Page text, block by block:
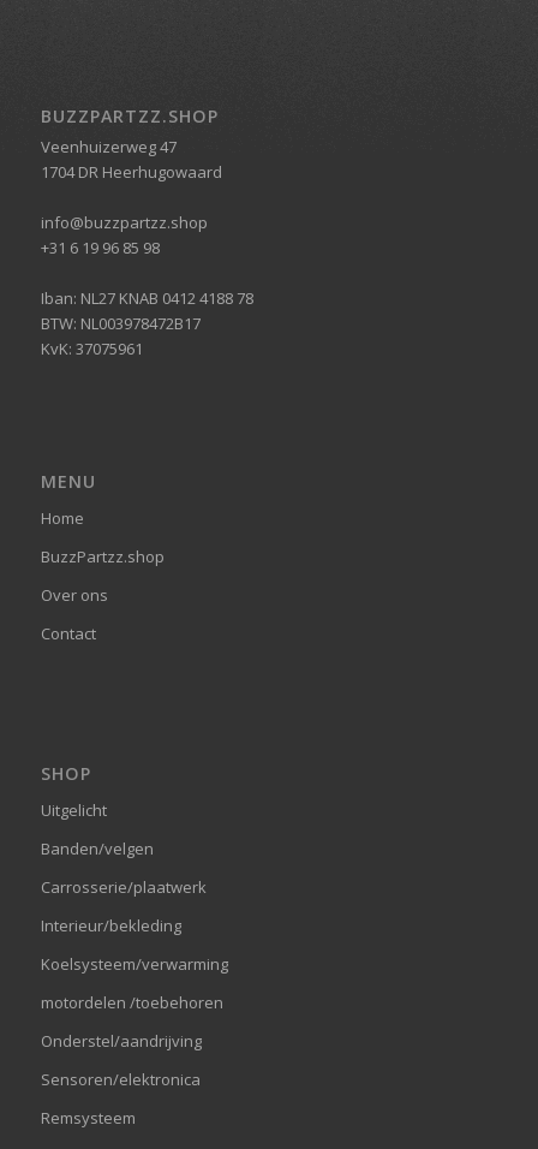
BUZZPARTZZ.SHOP
Veenhuizerweg 47
1704 DR Heerhugowaard
info@buzzpartzz.shop
+31 6 19 96 85 98
Iban: NL27 KNAB 0412 4188 78
BTW: NL003978472B17
KvK: 37075961
MENU
Home
BuzzPartzz.shop
Over ons
Contact
SHOP
Uitgelicht
Banden/velgen
Carrosserie/plaatwerk
Interieur/bekleding
Koelsysteem/verwarming
motordelen /toebehoren
Onderstel/aandrijving
Sensoren/elektronica
Remsysteem